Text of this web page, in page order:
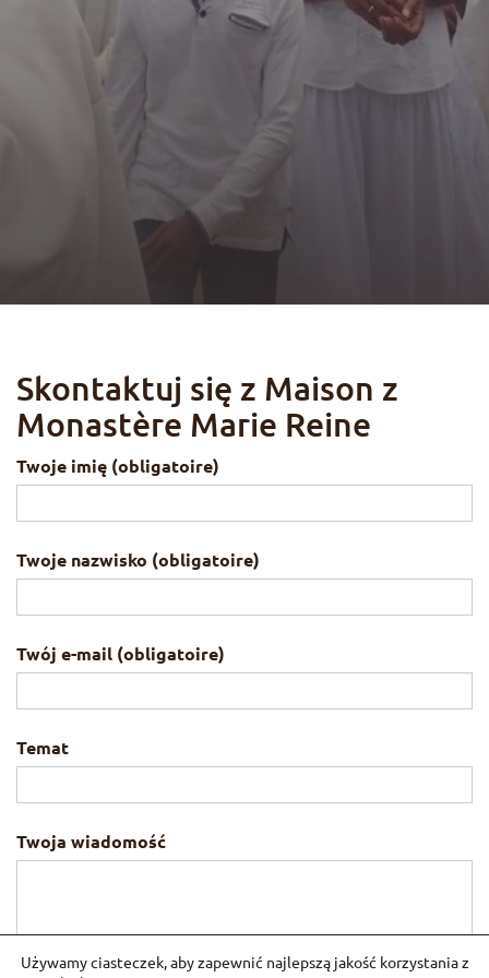
Jedność chrześcijan
Skontaktuj się z Maison z
Monastère Marie Reine
Twoje imię (obligatoire)
Twoje nazwisko (obligatoire)
Twój e-mail (obligatoire)
Temat
Twoja wiadomość
Używamy ciasteczek, aby zapewnić najlepszą jakość korzystania z